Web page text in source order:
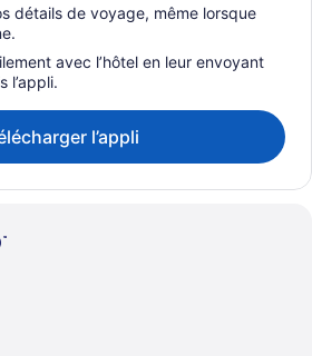
détails de voyage, même lorsque
avec l’hôtel en leur envoyant
l’appli.
l’appli